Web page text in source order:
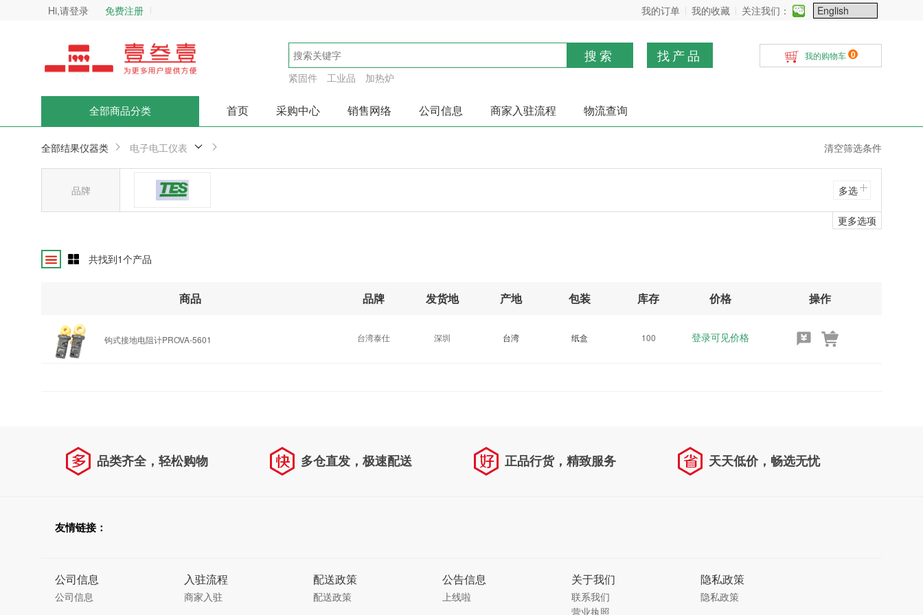
Hi,请登录 免费注册 我的订单 我的收藏 关注我们：
搜索 找产品
紧固件 工业品 加热炉
我的购物车 0
全部商品分类 首页 采购中心 销售网络 公司信息 商家入驻流程 物流查询
全部结果仪器类 电子电工仪表 清空筛选条件
品牌
台湾泰仕
多选
更多选项
共找到1个产品
商品 品牌 发货地 产地 包装 库存 价格 操作
钩式接地电阻计PROVA-5601 台湾泰仕 深圳 台湾 纸盒 100 登录可见价格
品类齐全，轻松购物 多仓直发，极速配送 正品行货，精致服务 天天低价，畅选无忧
友情链接：
公司信息
公司信息
入驻流程
商家入驻
配送政策
配送政策
公告信息
上线啦
关于我们
联系我们
营业执照
隐私政策
隐私政策